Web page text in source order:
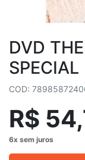
DVD
SPECIAL
COD:
R$